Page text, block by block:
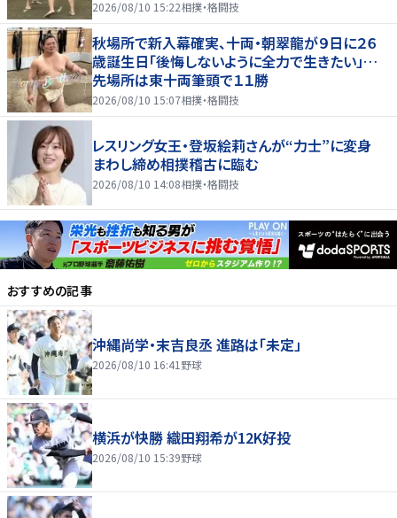
2026/08/10 15:22相撲・格闘技
秋場所で新入幕確実、十両・朝翠龍が９日に２６
歳誕生日「後悔しないように全力で生きたい」…
先場所は東十両筆頭で１１勝
2026/08/10 15:07相撲・格闘技
レスリング女王・登坂絵莉さんが“力士”に変身
まわし締め相撲稽古に臨む
2026/08/10 14:08相撲・格闘技
おすすめの記事
沖縄尚学・末吉良丞 進路は「未定」
2026/08/10 16:41 野球
横浜が快勝 織田翔希が12K好投
2026/08/10 15:39野球